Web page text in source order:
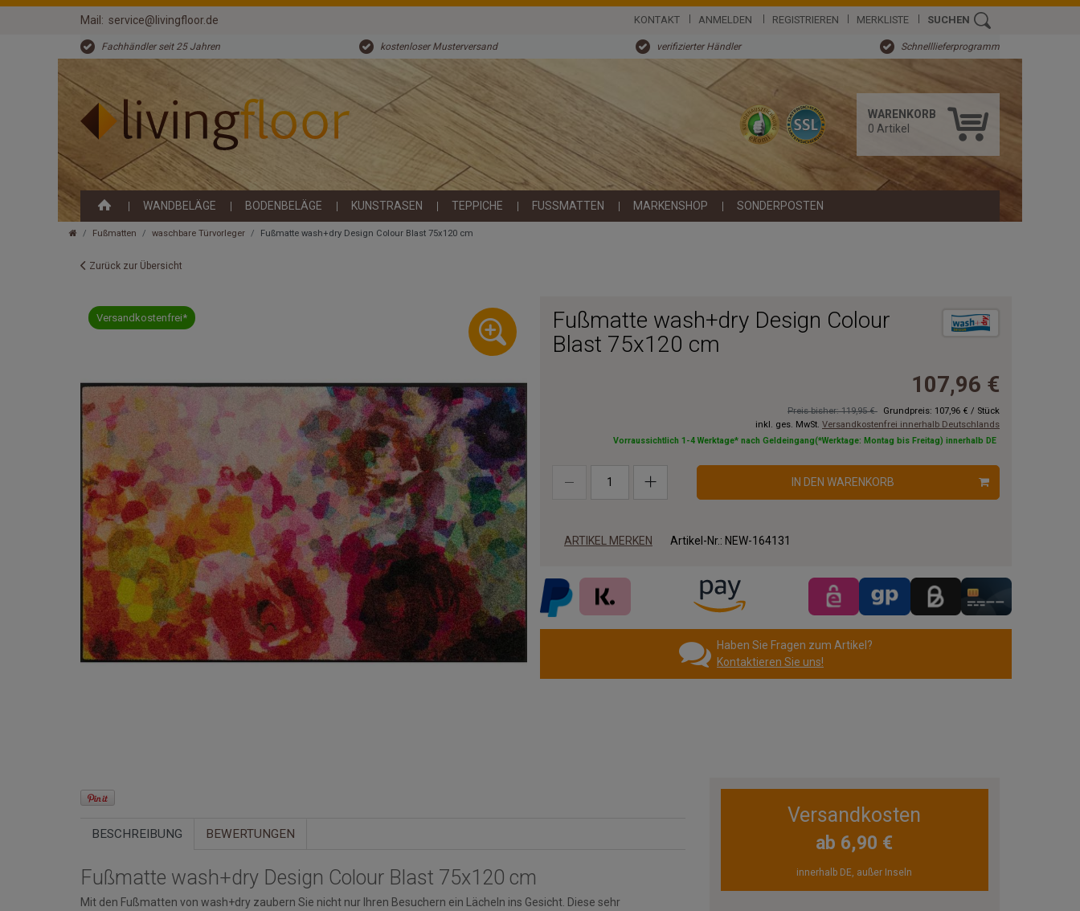
Mail: service@livingfloor.de KONTAKT ANMELDEN REGISTRIEREN MERKLISTE SUCHEN
Fachhändler seit 25 Jahren kostenloser Musterversand verifizierter Händler Schnelllieferprogramm
WARENKORB
0 Artikel
WANDBELÄGE BODENBELÄGE KUNSTRASEN TEPPICHE FUSSMATTEN MARKENSHOP SONDERPOSTEN
Fußmatten waschbare Türvorleger Fußmatte wash+dry Design Colour Blast 75x120 cm
Zurück zur Übersicht
Versandkostenfrei*
Fußmatte wash+dry Design Colour
Blast 75x120 cm
107,96 €
Preis bisher: 119,95 € Grundpreis: 107,96 € / Stück
inkl. ges. MwSt. Versandkostenfrei innerhalb Deutschlands
Vorraussichtlich 1-4 Werktage* nach Geldeingang(*Werktage: Montag bis Freitag) innerhalb DE
IN DEN WARENKORB
ARTIKEL MERKEN Artikel-Nr.: NEW-164131
Haben Sie Fragen zum Artikel?
Kontaktieren Sie uns!
BESCHREIBUNG BEWERTUNGEN
Fußmatte wash+dry Design Colour Blast 75x120 cm
Mit den Fußmatten von wash+dry zaubern Sie nicht nur Ihren Besuchern ein Lächeln ins Gesicht. Diese sehr
Versandkosten
ab 6,90 €
innerhalb DE, außer Inseln